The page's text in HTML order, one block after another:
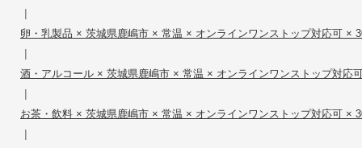
|
卵・乳製品 × 茨城県鹿嶋市 × 常温 × オンラインワンストップ対応可 ×
|
酒・アルコール × 茨城県鹿嶋市 × 常温 × オンラインワンストップ対応
|
お茶・飲料 × 茨城県鹿嶋市 × 常温 × オンラインワンストップ対応可 ×
|